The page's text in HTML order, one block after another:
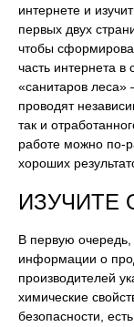
интернете и
первых двух
чтобы
часть интернета
«санитаров леса»
проводят
так и
работе можно по-
хороших
ИЗУЧИТЕ
В первую
информации о
производителей
химические
безопасности,